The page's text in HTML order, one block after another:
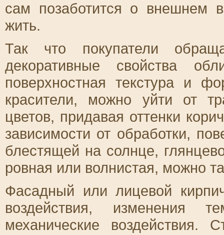
сам позаботится о внешнем
жить.
Так что покупатели
декоративные свойства
поверхностная текстура и
красители, можно уйти от
цветов, придавая оттенки
зависимости от обработки,
блестящей на солнце,
ровная или волнистая, можно
Фасадный или лицевой
воздействия, изменения
механические воздействия.